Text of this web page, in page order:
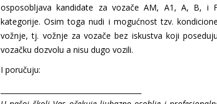
osposobljava kandidate za vozače AM, A1, A, B, i
kategorije. Osim toga nudi i mogućnost tzv. kondicione
vožnje, tj. vožnje za vozače bez iskustva koji poseduju
vozačku dozvolu a nisu dugo vozili.
I poručuju: